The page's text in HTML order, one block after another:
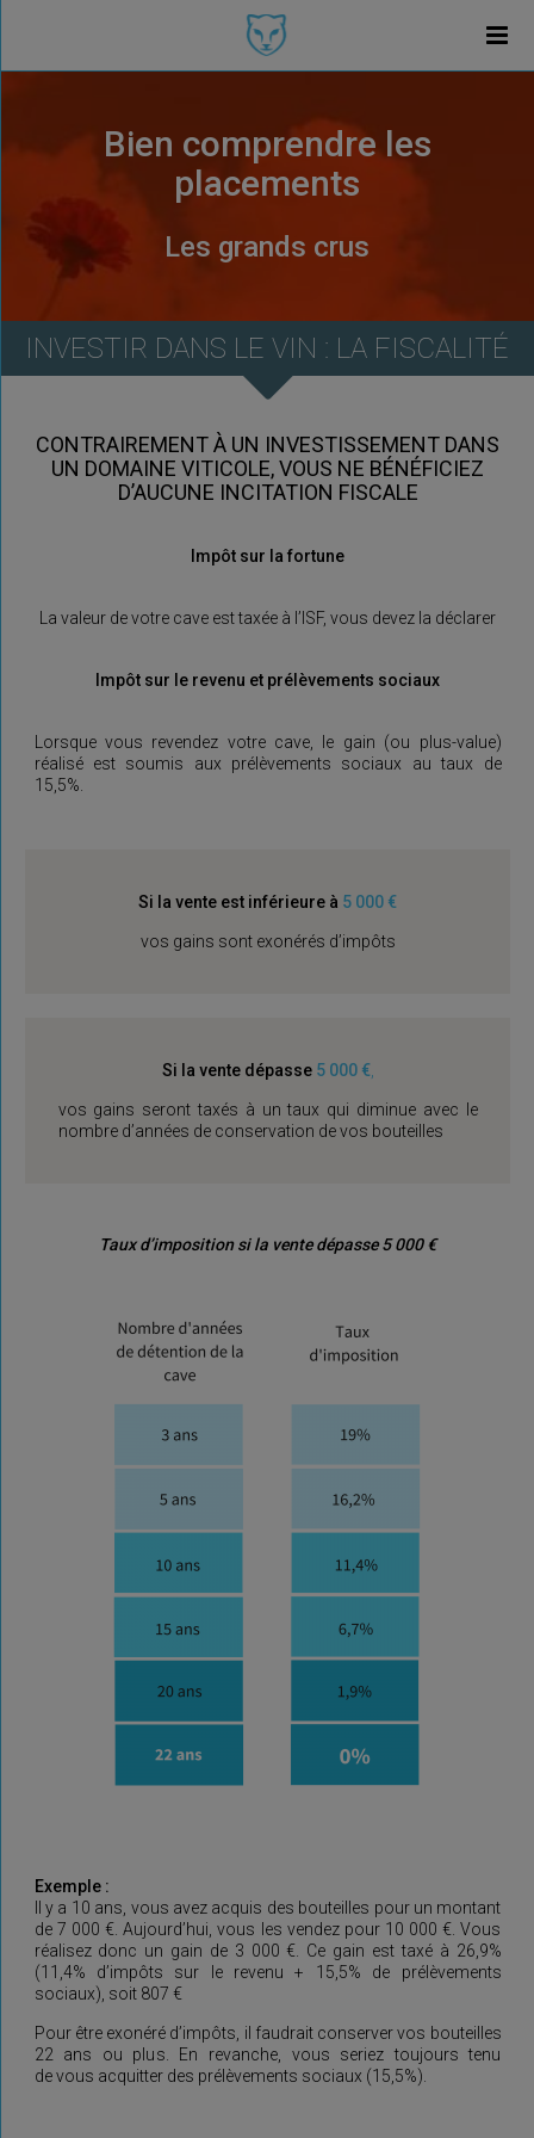
Bien comprendre les
placements
Les grands crus
INVESTIR DANS LE VIN : LA FISCALITÉ
CONTRAIREMENT À UN INVESTISSEMENT DANS
UN DOMAINE VITICOLE, VOUS NE BÉNÉFICIEZ
D’AUCUNE INCITATION FISCALE
Impôt sur la fortune
La valeur de votre cave est taxée à l’ISF, vous devez la déclarer
Impôt sur le revenu et prélèvements sociaux
Lorsque vous revendez votre cave, le gain (ou plus-value)
réalisé est soumis aux prélèvements sociaux au taux de
15,5%.
Si la vente est inférieure à 5 000 €
vos gains sont exonérés d’impôts
Si la vente dépasse5 000 €,
vos gains seronttaxés à un taux qui diminue avec le
nombre d’années de conservation de vos bouteilles
Taux d’imposition si la vente dépasse 5 000 €
Exemple :
Il y a 10 ans, vous avez acquis des bouteilles pour un montant
de 7 000 €. Aujourd’hui, vous les vendez pour 10 000 €. Vous
réalisez donc un gain de 3 000 €. Ce gain est taxé à 26,9%
(11,4% d’impôts sur le revenu + 15,5% de prélèvements
sociaux), soit 807 €
Pour être exonéré d’impôts, il faudrait conserver vos bouteilles
22 ans ou plus. En revanche, vous seriez toujours tenu
de vous acquitter des prélèvements sociaux (15,5%).